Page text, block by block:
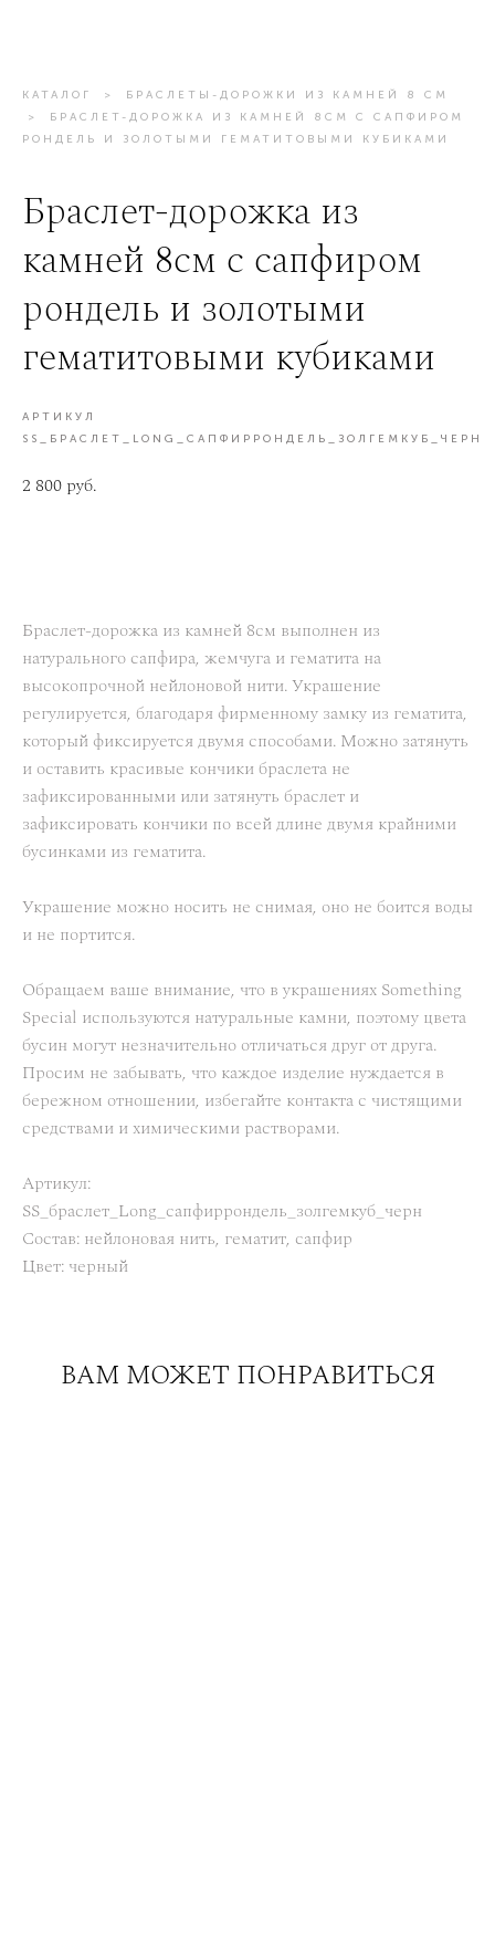
КАТАЛОГ >
БРАСЛЕТЫ-ДОРОЖКИ ИЗ КАМНЕЙ 8 СМ
>
БРАСЛЕТ-ДОРОЖКА ИЗ КАМНЕЙ 8СМ С САПФИРОМ
РОНДЕЛЬ И ЗОЛОТЫМИ ГЕМАТИТОВЫМИ КУБИКАМИ
Браслет-дорожка из
камней 8см с сапфиром
рондель и золотыми
гематитовыми кубиками
АРТИКУЛ
SS_БРАСЛЕТ_LONG_САПФИРРОНДЕЛЬ_ЗОЛГЕМКУБ_ЧЕРН
2 800 pуб.
Браслет-дорожка из камней 8см выполнен из
натурального сапфира, жемчуга и гематита на
высокопрочной нейлоновой нити. Украшение
регулируется, благодаря фирменному замку из гематита,
который фиксируется двумя способами. Можно затянуть
и оставить красивые кончики браслета не
зафиксированными или затянуть браслет и
зафиксировать кончики по всей длине двумя крайними
бусинками из гематита.
Украшение можно носить не снимая, оно не боится воды
и не портится.
Обращаем ваше внимание, что в украшениях Something
Special используются натуральные камни, поэтому цвета
бусин могут незначительно отличаться друг от друга.
Просим не забывать, что каждое изделие нуждается в
бережном отношении, избегайте контакта с чистящими
средствами и химическими растворами.
Артикул:
SS_браслет_Long_сапфиррондель_золгемкуб_черн
Состав: нейлоновая нить, гематит, сапфир
Цвет: черный
ВАМ МОЖЕТ ПОНРАВИТЬСЯ